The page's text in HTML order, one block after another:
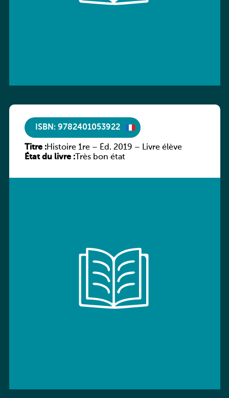
ISBN: 9782401053922
Titre :Histoire 1re – Éd. 2019 – Livre élève
État du livre :Très bon état